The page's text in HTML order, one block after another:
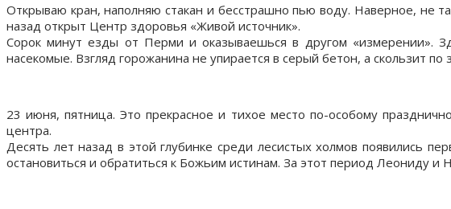
Открываю кран, наполняю стакан и бесстрашно пью воду. Наверное, не
назад открыт Центр здоровья «Живой источник».
Сорок минут езды от Перми и оказываешься в другом «измерении».
насекомые. Взгляд горожанина не упирается в серый бетон, а скользит
23 июня, пятница. Это прекрасное и тихое место по-особому
центра.
Десять лет назад в этой глубинке среди лесистых холмов появились
остановиться и обратиться к Божьим истинам. За этот период